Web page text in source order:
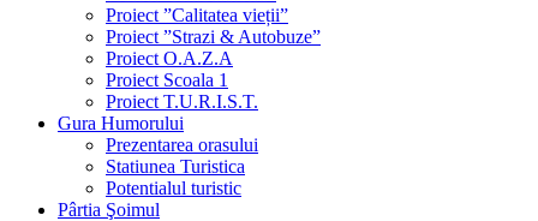
Proiect ”Calitatea vieții”
Proiect ”Strazi & Autobuze”
Proiect O.A.Z.A
Proiect Scoala 1
Proiect T.U.R.I.S.T.
Gura Humorului
Prezentarea orasului
Statiunea Turistica
Potentialul turistic
Pârtia Şoimul